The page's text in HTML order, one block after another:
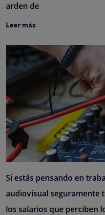
arden de
Leer más
Si estás pensando en
audiovisual seguramente
los salarios que perciben